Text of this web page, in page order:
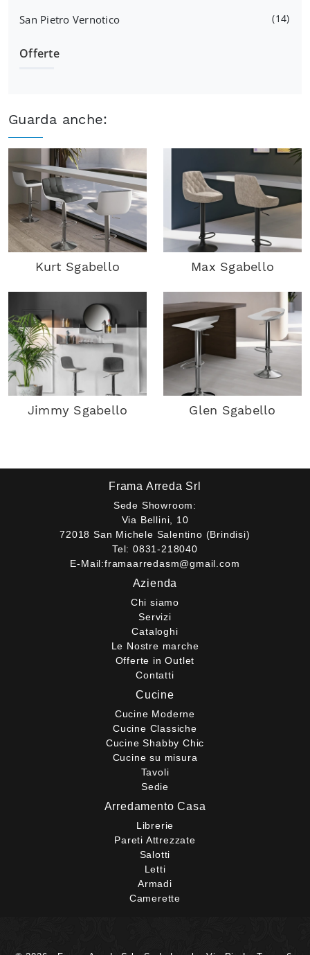
San Pietro Vernotico 14
Offerte
Guarda anche:
Kurt Sgabello Max Sgabello
Jimmy Sgabello Glen Sgabello
Frama Arreda Srl
Sede Showroom:
Via Bellini, 10
72018 San Michele Salentino (Brindisi)
Tel: 0831-218040
E-Mail:framaarredasm@gmail.com
Azienda
Chi siamo
Servizi
Cataloghi
Le Nostre marche
Offerte in Outlet
Contatti
Cucine
Cucine Moderne
Cucine Classiche
Cucine Shabby Chic
Cucine su misura
Tavoli
Sedie
Arredamento Casa
Librerie
Pareti Attrezzate
Salotti
Letti
Armadi
Camerette